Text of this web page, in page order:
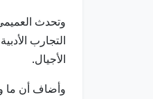
وتحدث
التجارب
الأجيال.
وأضاف أن ما